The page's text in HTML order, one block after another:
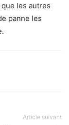
les autres
panne les
Article suivant